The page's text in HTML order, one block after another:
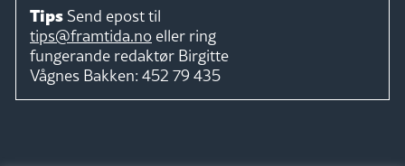
Tips Send epost til
tips@framtida.no eller ring
fungerande redaktør Birgitte
Vågnes Bakken: 452 79 435